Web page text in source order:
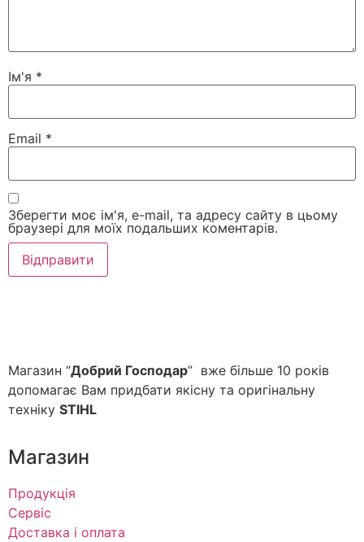
Ім'я *
Email *
Зберегти моє ім'я, e-mail, та адресу сайту в цьому
браузері для моїх подальших коментарів.
Магазин “Добрий Господар” вже більше 10 років
допомагає Вам придбати якісну та оригінальну
техніку STIHL
Магазин
Продукція
Сервіс
Доставка і оплата